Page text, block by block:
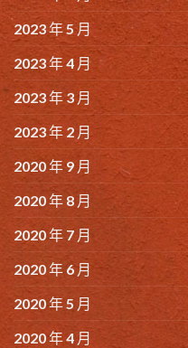
2023 年 5 月
2023 年 4 月
2023 年 3 月
2023 年 2 月
2020 年 9 月
2020 年 8 月
2020 年 7 月
2020 年 6 月
2020 年 5 月
2020 年 4 月